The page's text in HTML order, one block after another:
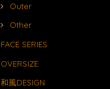
Outer
Other
FACE SERIES
OVERSIZE
和風DESIGN